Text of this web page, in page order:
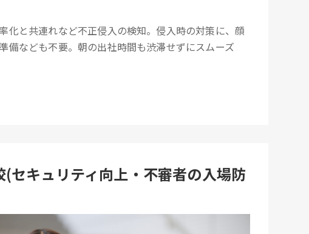
化と共連れなど不正侵入の検知。侵入時の対策に、顔
備なども不要。朝の出社時間も渋滞せずにスムーズ
(セキュリティ向上・不審者の入場防